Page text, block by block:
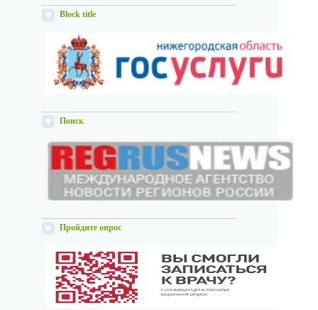
Block title
Поиск
Пройдите опрос